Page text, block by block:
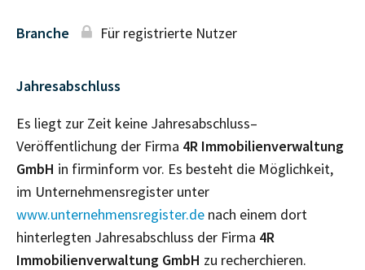
Branche Für registrierte Nutzer
Jahresabschluss
Es liegt zur Zeit keine Jahresabschluss–
Veröffentlichung der Firma 4R Immobilienverwaltung
GmbH in firminform vor. Es besteht die Möglichkeit,
im Unternehmensregister unter
www.unternehmensregister.de nach einem dort
hinterlegten Jahresabschluss der Firma 4R
Immobilienverwaltung GmbH zu recherchieren.